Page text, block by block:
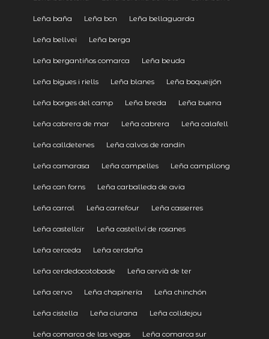
Leña baña Leña bcn Leña bellaguarda
Leña bellvei Leña berga
Leña bergantiños comarca Leña beuda
Leña bigues i riells Leña blanes Leña boqueijón
Leña borges del camp Leña breda Leña buena
Leña cabrera de mar Leña cabrera Leña calafell
Leña calldetenes Leña calvos de randín
Leña camarasa Leña campelles Leña campllong
Leña can forns Leña carballeda de avia
Leña carral Leña carrefour Leña casserres
Leña castellcir Leña castellví de rosanes
Leña cerceda Leña cerdaña
Leña cerdedocotobade Leña cervià de ter
Leña cervo Leña chapinería Leña chinchón
Leña cistella Leña ciurana Leña colldejou
Leña comarca de las vegas Leña comarca sur